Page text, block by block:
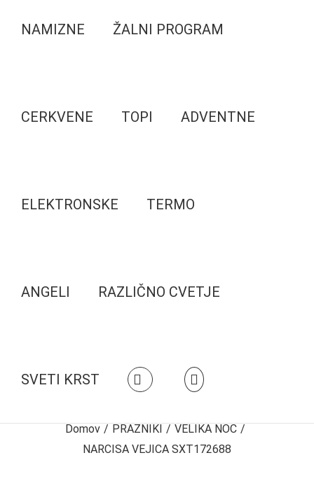
NAMIZNE ŽALNI PROGRAM
CERKVENE TOPI ADVENTNE
ELEKTRONSKE TERMO
ANGELI RAZLIČNO CVETJE
SVETI KRST
Domov / PRAZNIKI / VELIKA NOČ /
NARCISA VEJICA SXT172688